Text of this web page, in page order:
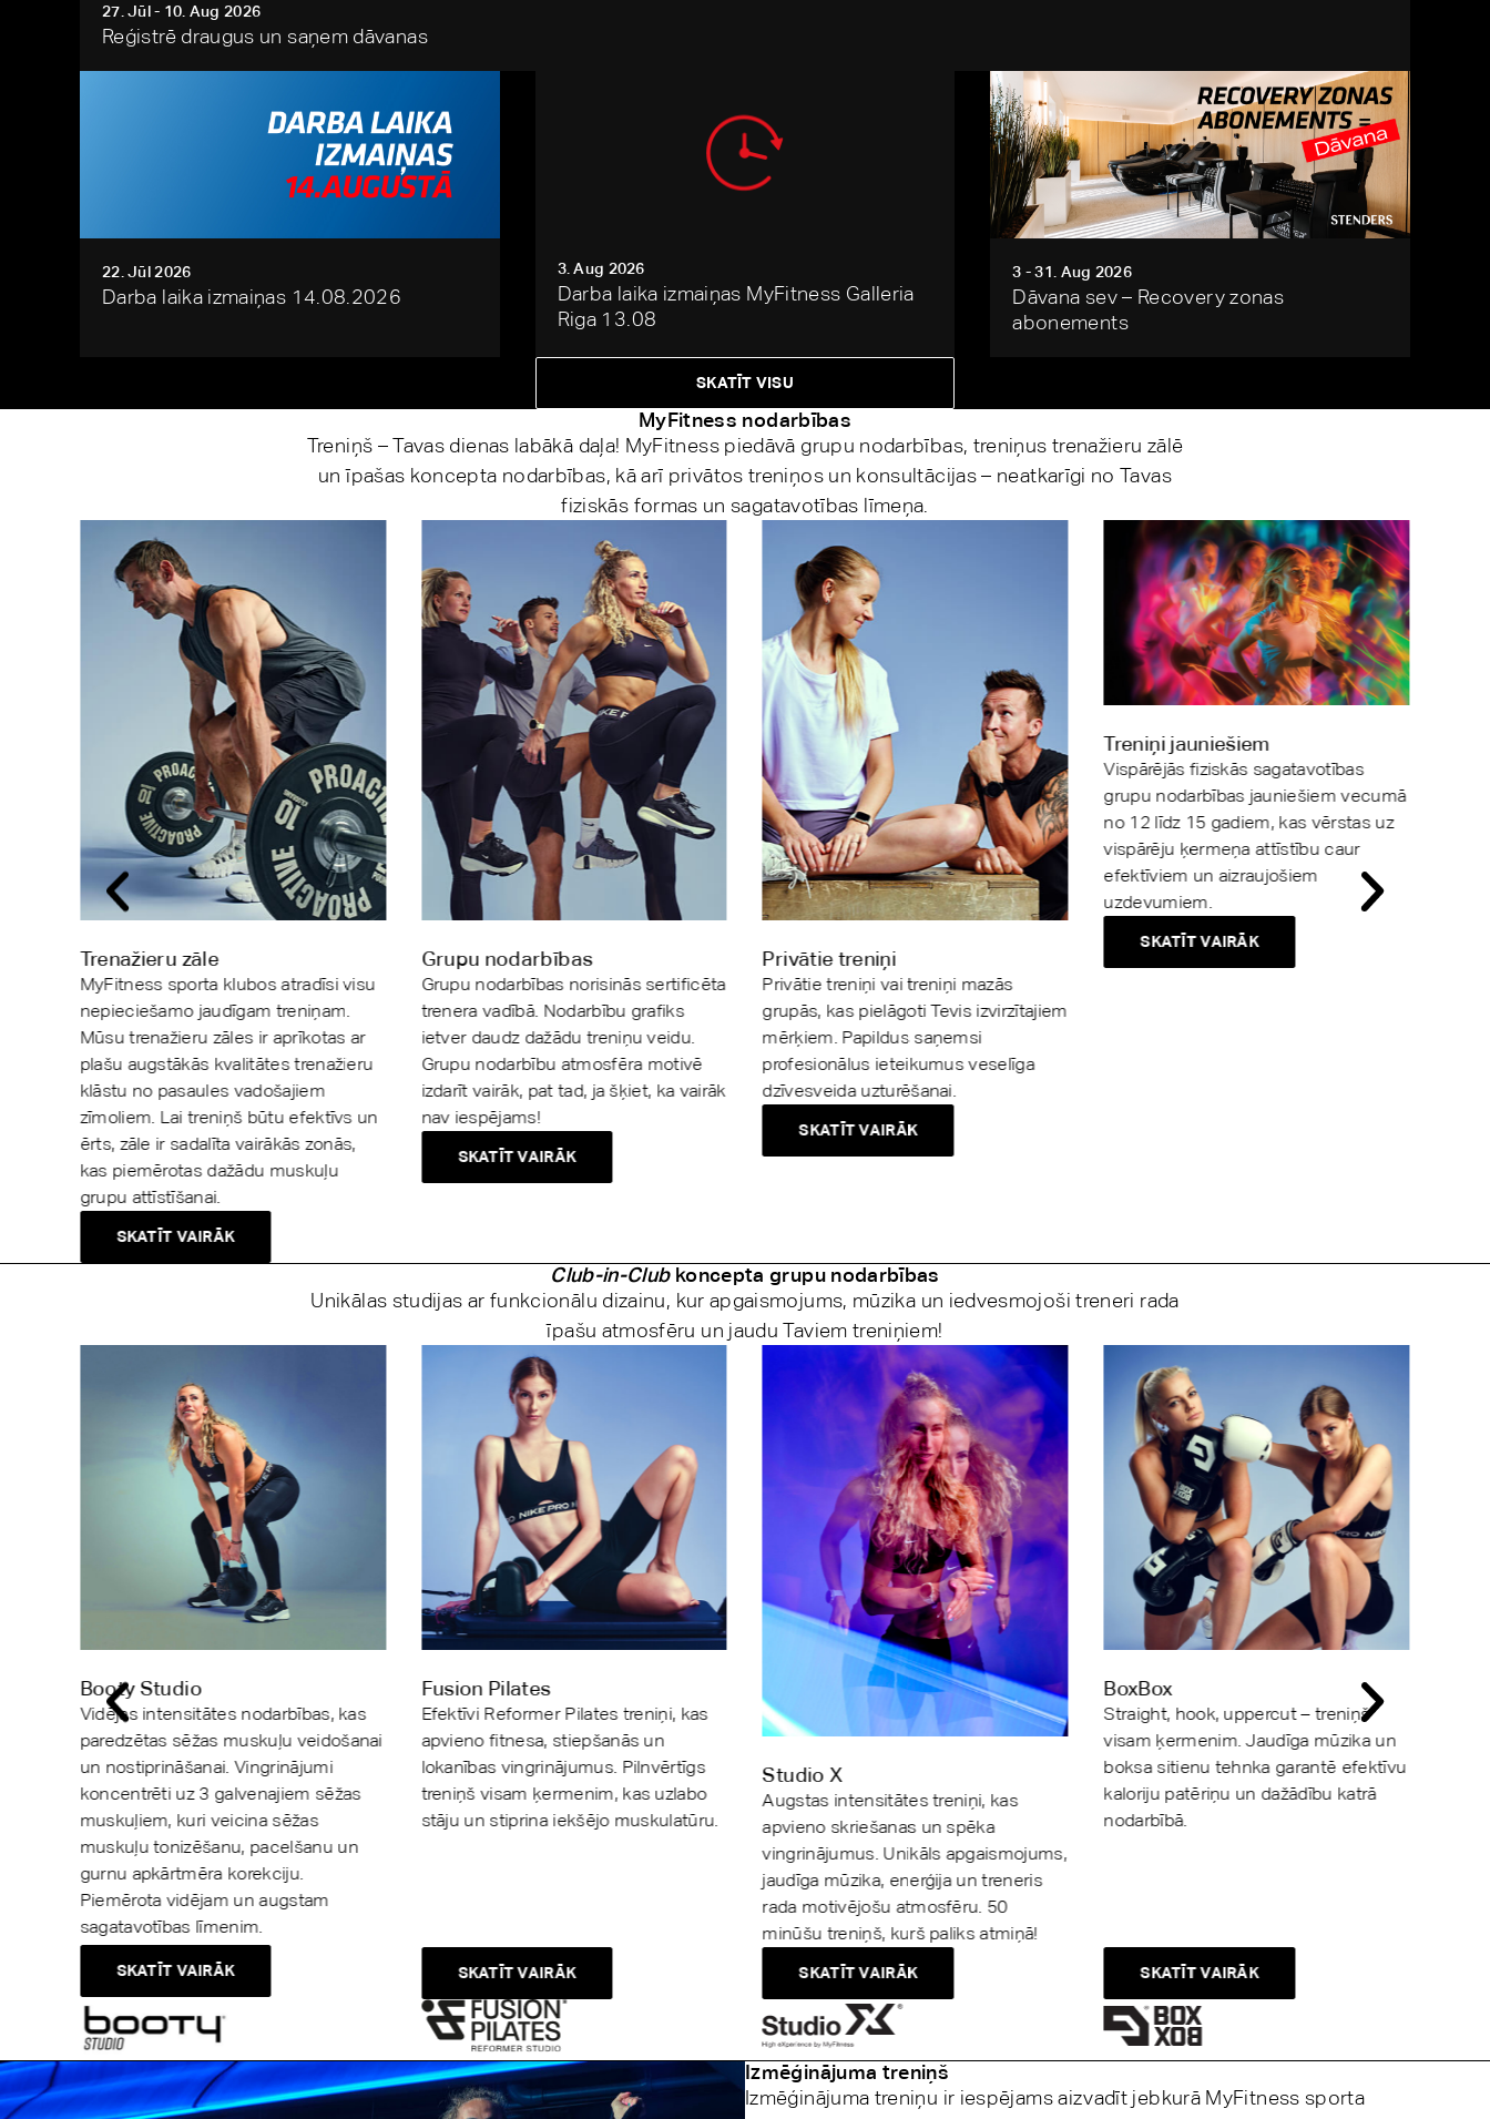
Reģistrē draugus un saņem dāvanas
27. Jūl - 10. Aug 2026
Darba laika izmaiņas 14.08.2026
22. Jūl 2026
Darba laika izmaiņas MyFitness Galleria
Riga 13.08
3. Aug 2026
Dāvana sev – Recovery zonas
abonements
3 - 31. Aug 2026
SKATĪT VISU
MyFitness nodarbības
Treniņš – Tavas dienas labākā daļa! MyFitness piedāvā grupu nodarbības, treniņus trenažieru zālē
un īpašas koncepta nodarbības, kā arī privātos treniņos un konsultācijas – neatkarīgi no Tavas
fiziskās formas un sagatavotības līmeņa.
Trenažieru zāle
MyFitness sporta klubos atradīsi visu
nepieciešamo jaudīgam treniņam.
Mūsu trenažieru zāles ir aprīkotas ar
plašu augstākās kvalitātes trenažieru
klāstu no pasaules vadošajiem
zīmoliem. Lai treniņš būtu efektīvs un
ērts, zāle ir sadalīta vairākās zonās,
kas piemērotas dažādu muskuļu
grupu attīstīšanai.
SKATĪT VAIRĀK
Grupu nodarbības
Grupu nodarbības norisinās sertificēta
trenera vadībā. Nodarbību grafiks
ietver daudz dažādu treniņu veidu.
Grupu nodarbību atmosfēra motivē
izdarīt vairāk, pat tad, ja šķiet, ka vairāk
nav iespējams!
SKATĪT VAIRĀK
Privātie treniņi
Privātie treniņi vai treniņi mazās
grupās, kas pielāgoti Tevis izvirzītajiem
mērķiem. Papildus saņemsi
profesionālus ieteikumus veselīga
dzīvesveida uzturēšanai.
SKATĪT VAIRĀK
Treniņi jauniešiem
Vispārējās fiziskās sagatavotības
grupu nodarbības jauniešiem vecumā
no 12 līdz 15 gadiem, kas vērstas uz
vispārēju ķermeņa attīstību caur
efektīviem un aizraujošiem
uzdevumiem.
SKATĪT VAIRĀK
Club-in-Clubkoncepta grupu nodarbības
Unikālas studijas ar funkcionālu dizainu, kur apgaismojums, mūzika un iedvesmojoši treneri rada
īpašu atmosfēru un jaudu Taviem treniņiem!
Booty Studio
Vidējas intensitātes nodarbības, kas
paredzētas sēžas muskuļu veidošanai
un nostiprināšanai. Vingrinājumi
koncentrēti uz 3 galvenajiem sēžas
muskuļiem, kuri veicina sēžas
muskuļu tonizēšanu, pacelšanu un
gurnu apkārtmēra korekciju.
Piemērota vidējam un augstam
sagatavotības līmenim.
SKATĪT VAIRĀK
Fusion Pilates
Efektīvi Reformer Pilates treniņi, kas
apvieno fitnesa, stiepšanās un
lokanības vingrinājumus. Pilnvērtīgs
treniņš visam ķermenim, kas uzlabo
stāju un stiprina iekšējo muskulatūru.
SKATĪT VAIRĀK
Studio X
Augstas intensitātes treniņi, kas
apvieno skriešanas un spēka
vingrinājumus. Unikāls apgaismojums,
jaudīga mūzika, enerģija un treneris
rada motivējošu atmosfēru. 50
minūšu treniņš, kurš paliks atmiņā!
SKATĪT VAIRĀK
BoxBox
Straight, hook, uppercut – treniņš
visam ķermenim. Jaudīga mūzika un
boksa sitienu tehnka garantē efektīvu
kaloriju patēriņu un dažādību katrā
nodarbībā.
SKATĪT VAIRĀK
Izmēģinājuma treniņš
Izmēģinājuma treniņu ir iespējams aizvadīt jebkurā MyFitness sporta